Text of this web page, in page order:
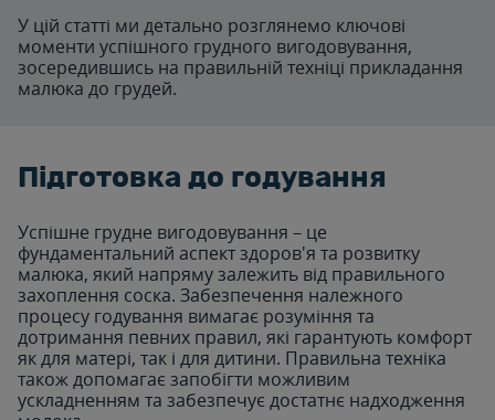
У цій статті ми детально розглянемо ключові
моменти успішного грудного вигодовування,
зосередившись на правильній техніці прикладання
малюка до грудей.
Підготовка до годування
Успішне грудне вигодовування – це
фундаментальний аспект здоров'я та розвитку
малюка, який напряму залежить від правильного
захоплення соска. Забезпечення належного
процесу годування вимагає розуміння та
дотримання певних правил, які гарантують комфорт
як для матері, так і для дитини. Правильна техніка
також допомагає запобігти можливим
ускладненням та забезпечує достатнє надходження